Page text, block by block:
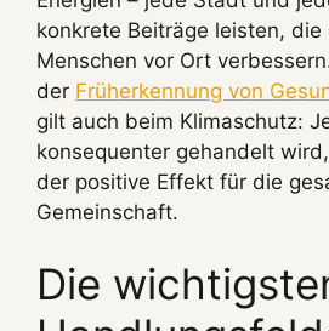
konkrete Beiträge leisten,
Menschen vor Ort
der Früherkennung von
gilt auch beim Klimaschutz:
konsequenter gehandelt
der positive Effekt für die
Gemeinschaft.
Die